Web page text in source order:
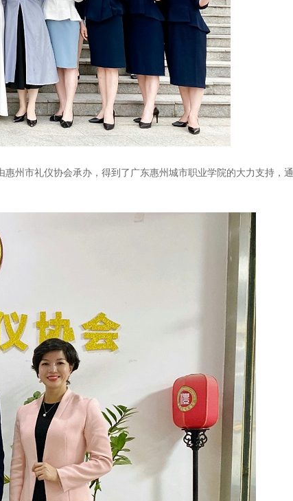
惠州市礼仪协会承办，得到了广东惠州城市职业学院的大力支持，通